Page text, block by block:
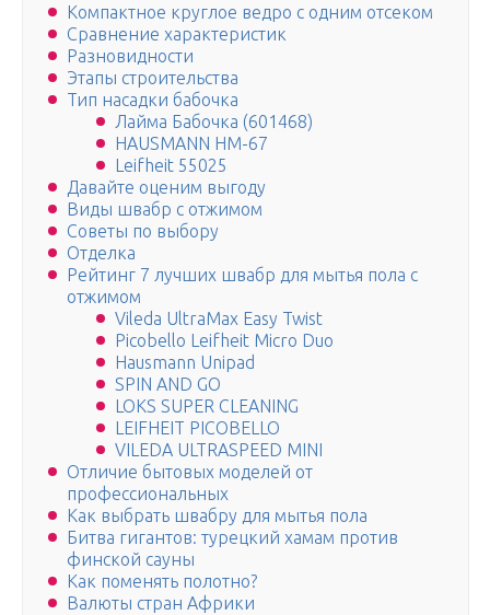
Компактное круглое ведро с одним отсеком
Сравнение характеристик
Разновидности
Этапы строительства
Тип насадки бабочка
Лайма Бабочка (601468)
HAUSMANN HM-67
Leifheit 55025
Давайте оценим выгоду
Виды швабр с отжимом
Советы по выбору
Отделка
Рейтинг 7 лучших швабр для мытья пола с
отжимом
Vileda UltraMax Easy Twist
Picobello Leifheit Micro Duo
Hausmann Unipad
SPIN AND GO
LOKS SUPER CLEANING
LEIFHEIT PICOBELLO
VILEDA ULTRASPEED MINI
Отличие бытовых моделей от
профессиональных
Как выбрать швабру для мытья пола
Битва гигантов: турецкий хамам против
финской сауны
Как поменять полотно?
Валюты стран Африки